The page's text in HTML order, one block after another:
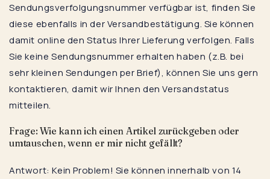
Sendungsverfolgungsnummer verfügbar ist, finden Sie
diese ebenfalls in der Versandbestätigung. Sie können
damit online den Status Ihrer Lieferung verfolgen. Falls
Sie keine Sendungsnummer erhalten haben (z.B. bei
sehr kleinen Sendungen per Brief), können Sie uns gern
kontaktieren, damit wir Ihnen den Versandstatus
mitteilen.
Frage: Wie kann ich einen Artikel zurückgeben oder
umtauschen, wenn er mir nicht gefällt?
Antwort: Kein Problem! Sie können innerhalb von 14